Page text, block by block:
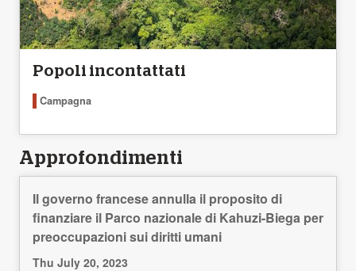
Popoli incontattati
Campagna
Approfondimenti
Il governo francese annulla il proposito di
finanziare il Parco nazionale di Kahuzi-Biega per
preoccupazioni sui diritti umani
Thu July 20, 2023